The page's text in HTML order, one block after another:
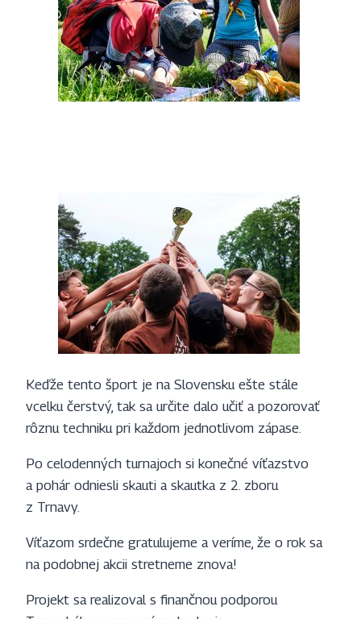
Keďže tento šport je na Slovensku ešte stále
vcelku čerstvý, tak sa určite dalo učiť a pozorovať
rôznu techniku pri každom jednotlivom zápase.
Po celodenných turnajoch si konečné víťazstvo
a pohár odniesli skauti a skautka z 2. zboru
z Trnavy.
Víťazom srdečne gratulujeme a veríme, že o rok sa
na podobnej akcii stretneme znova!
Projekt sa realizoval s finančnou podporou